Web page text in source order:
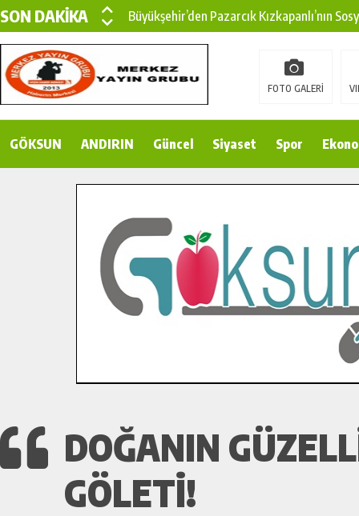
SON DAKİKA
Büyükşehir’den Pazarcık Kırsalına Modern
Çin’den KSÜ’ye Uluslararası Başarı:
Büyükşehir, Türkoğlu Derebaşı Sokak’ta
15 TEMMUZ’DA ŞEHİTLERİMİZ DUALARLA
Bertiz’in Yeni Köprüsünde Sona Doğru.
FOTO GALERİ
GÖKSUN ANDIRIN Güncel Siyaset Spor
DOĞANIN
GÖLETI!